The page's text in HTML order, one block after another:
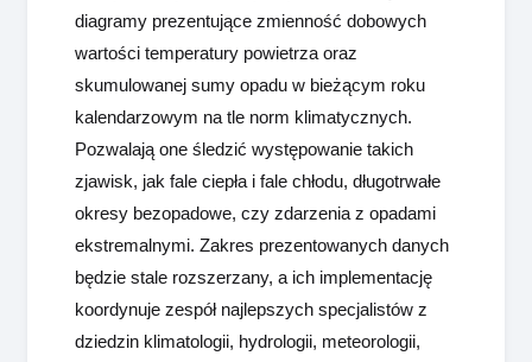
diagramy prezentujące zmienność dobowych
wartości temperatury powietrza oraz
skumulowanej sumy opadu w bieżącym roku
kalendarzowym na tle norm klimatycznych.
Pozwalają one śledzić występowanie takich
zjawisk, jak fale ciepła i fale chłodu, długotrwałe
okresy bezopadowe, czy zdarzenia z opadami
ekstremalnymi. Zakres prezentowanych danych
będzie stale rozszerzany, a ich implementację
koordynuje zespół najlepszych specjalistów z
dziedzin klimatologii, hydrologii, meteorologii,